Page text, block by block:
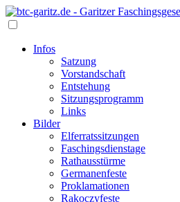
Infos
Satzung
Vorstandschaft
Entstehung
Sitzungsprogramm
Links
Bilder
Elferratssitzungen
Faschingsdienstage
Rathausstürme
Germanenfeste
Proklamationen
Rakoczyfeste